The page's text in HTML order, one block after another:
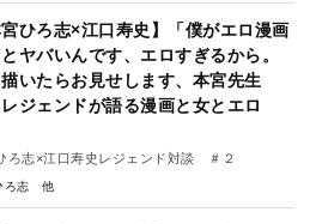
宮ひろ志×江口寿史】「僕がエロ漫画
ヤバいんです、エロすぎるから。
いたらお見せします、本宮先生
ジェンドが語る漫画と女とエロ
ろ志×江口寿史レジェンド対談 ＃２
ろ志